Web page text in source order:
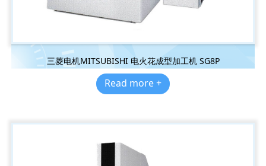
三菱电机MITSUBISHI 电火花成型加工机 SG8P
Read more +